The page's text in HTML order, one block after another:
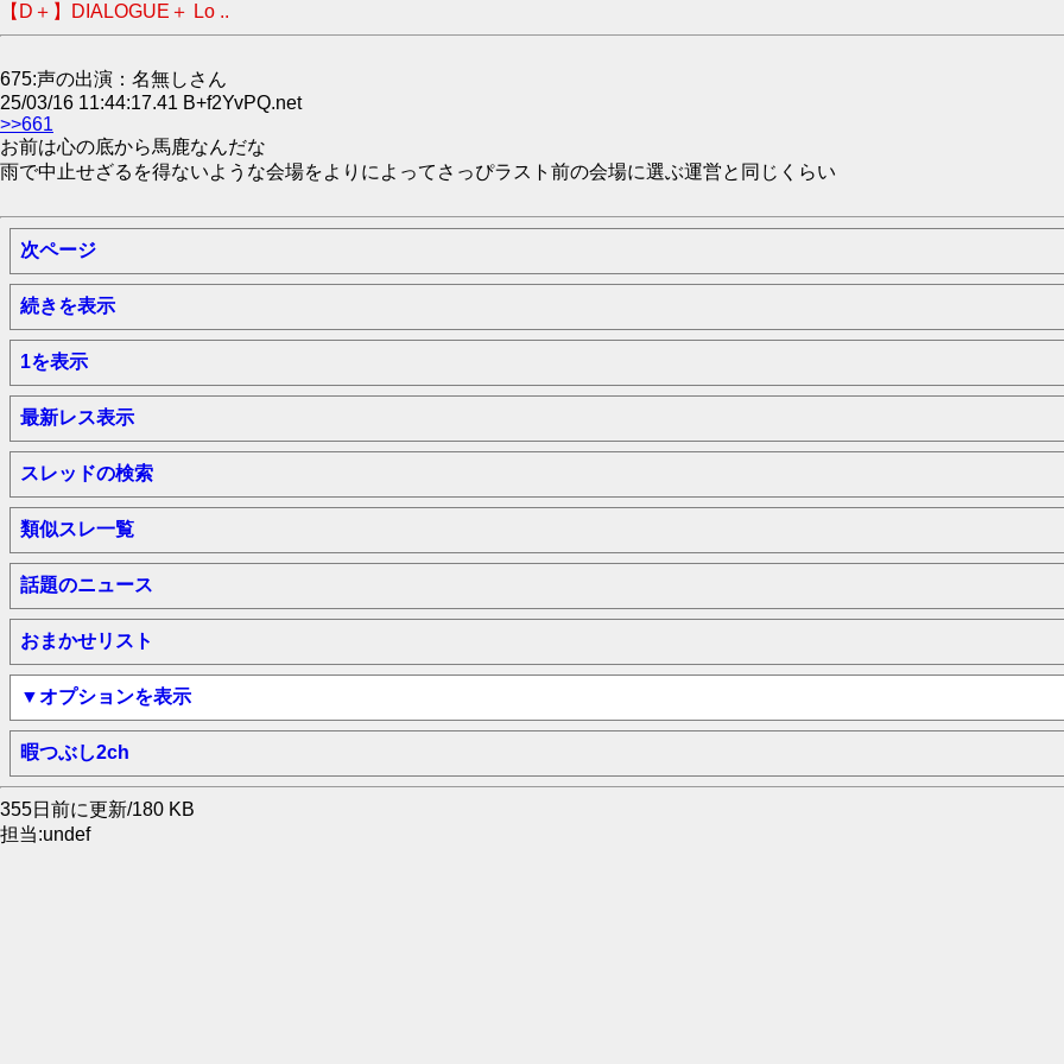
【D＋】DIALOGUE＋ Lo ..
675:声の出演：名無しさん
25/03/16 11:44:17.41 B+f2YvPQ.net
>>661
お前は心の底から馬鹿なんだな
雨で中止せざるを得ないような会場をよりによってさっぴラスト前の会場に選ぶ運営と同じくらい
次ページ
続きを表示
1を表示
最新レス表示
スレッドの検索
類似スレ一覧
話題のニュース
おまかせリスト
▼オプションを表示
暇つぶし2ch
355日前に更新/180 KB
担当:undef